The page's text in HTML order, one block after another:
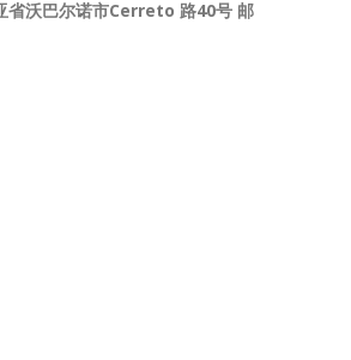
省沃巴尔诺市Cerreto 路40号 邮